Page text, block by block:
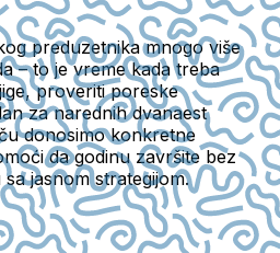
preduzetnika mnogo više
– to je vreme kada treba
proveriti poreske
za narednih dvanaest
donosimo konkretne
da godinu završite bez
jasnom strategijom.